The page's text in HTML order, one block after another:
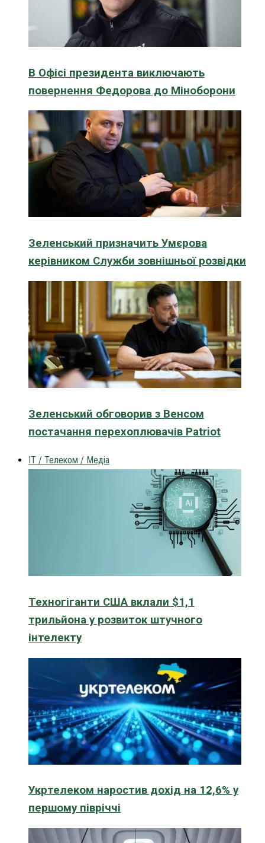
В Офісі президента виключають
повернення Федорова до Міноборони
Зеленський призначить Умєрова
керівником Служби зовнішньої розвідки
Зеленський обговорив з Венсом
постачання перехоплювачів Patriot
IT / Телеком / Медіа
Техногіганти США вклали $1,1
трильйона у розвиток штучного
інтелекту
Укртелеком наростив дохід на 12,6% у
першому півріччі